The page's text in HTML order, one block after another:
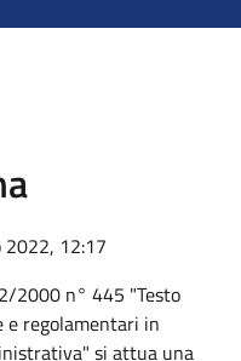
2022, 12:17
2000 n° 445 "Testo
e regolamentari in
si attua una